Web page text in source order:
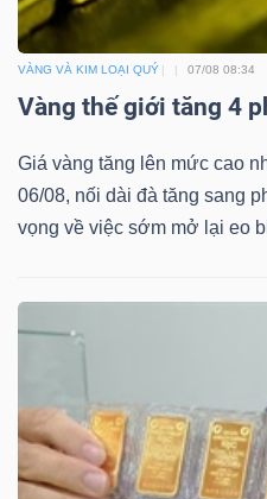
VÀNG VÀ KIM LOẠI QUÝ 07/08 08:34
Vàng thế giới tăng 4
Giá vàng tăng lên mức cao
06/08, nối dài đà tăng sang
vọng về việc sớm mở lại eo
chính
Công
cụ
đầu
Truyền
thông
tài